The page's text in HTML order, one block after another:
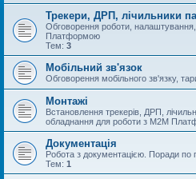
Трекери, ДРП, лічильники
Обговорення роботи,
Платформою
Тем: 3
Мобільний зв'язок
Обговорення мобільного зв'язку,
Монтажі
Встановлення трекерів, ДРП,
обладнання для роботи з M2M
Документація
Робота з документацією. Поради
Тем: 1